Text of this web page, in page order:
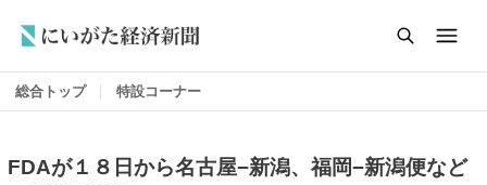
総合トップ 特設コーナー
FDAが１８日から名古屋−新潟、福岡−新潟便など